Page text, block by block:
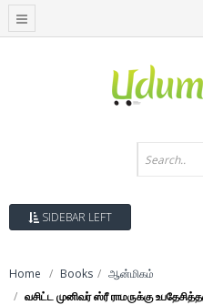
SIDEBAR LEFT
Home Books
ஆன்மிகம்
வசிட்ட முனிவர் ஸ்ரீ ராமருக்கு